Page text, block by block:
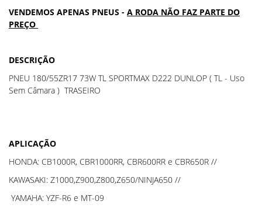
VENDEMOS APENAS PNEUS - A RODA NÃO FAZ PARTE DO
PREÇO
DESCRIÇÃO
PNEU 180/55ZR17 73W TL SPORTMAX D222 DUNLOP ( TL - Uso
Sem Câmara ) TRASEIRO
APLICAÇÃO
HONDA: CB1000R, CBR1000RR, CBR600RR e CBR650R //
KAWASAKI: Z1000,Z900,Z800,Z650/NINJA650 //
YAMAHA: YZF-R6 e MT-09